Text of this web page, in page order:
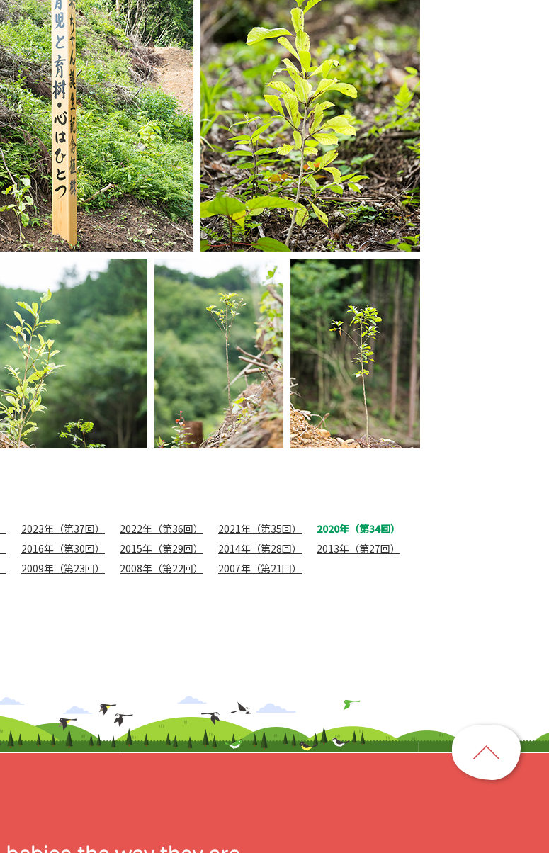
2023年（第37回） 2022年（第36回） 2021年（第35回）
2020年（第34回）
2016年（第30回） 2015年（第29回） 2014年（第28回）
2013年（第27回）
2009年（第23回） 2008年（第22回）
2007年（第21回）
ペ
ー
ジ